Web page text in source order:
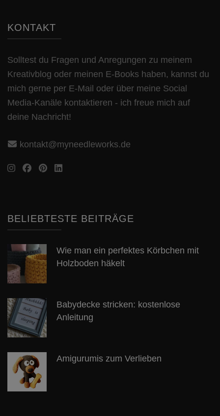
KONTAKT
Solltest du Fragen und Anregungen zu meinem
Kreativblog oder meinen E-Books haben, kannst du
mich gerne per E-Mail oder über meine Social
Media-Kanäle kontaktieren - ich freue mich auf
deine Nachricht!
kontakt@myneedleworks.de
BELIEBTESTE BEITRÄGE
Wie man ein perfektes Körbchen mit
Holzboden häkelt
Babydecke stricken: kostenlose
Anleitung
Amigurumis zum Verlieben